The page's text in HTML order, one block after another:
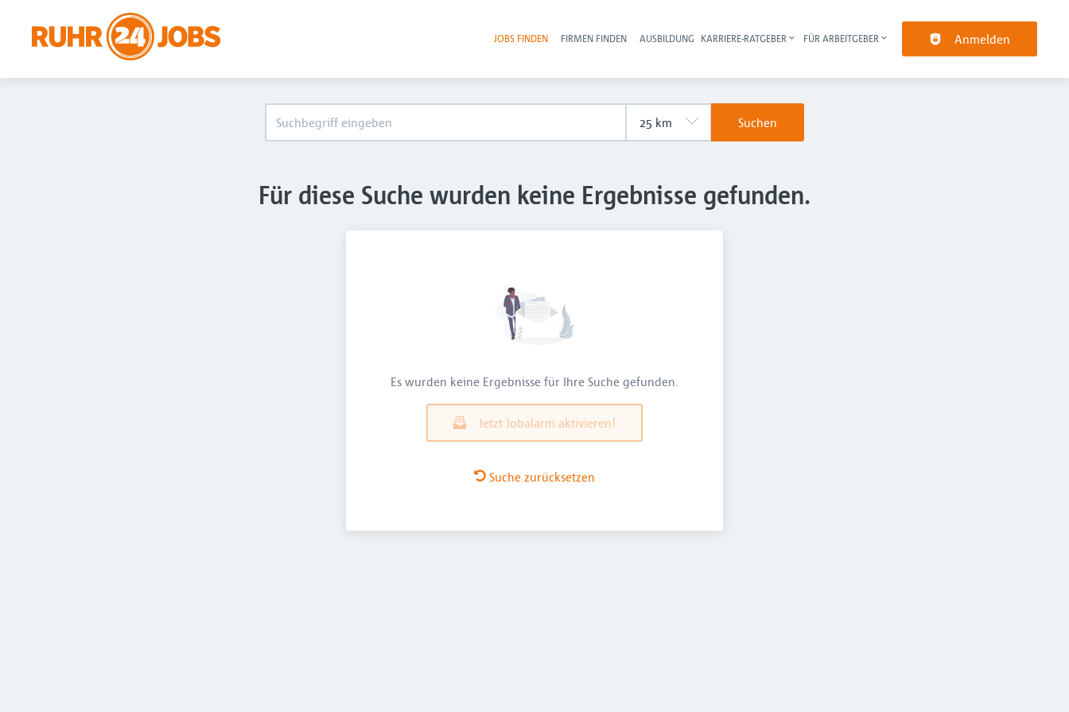
Haupt-Navigation
JOBS FINDEN FIRMEN FINDEN AUSBILDUNG KARRIERE-RATGEBER FÜR ARBEITGEBER Anmelden
Suchen
Für diese Suche wurden keine Ergebnisse gefunden.
Es wurden keine Ergebnisse für Ihre Suche gefunden.
Jetzt Jobalarm aktivieren!
Suche zurücksetzen